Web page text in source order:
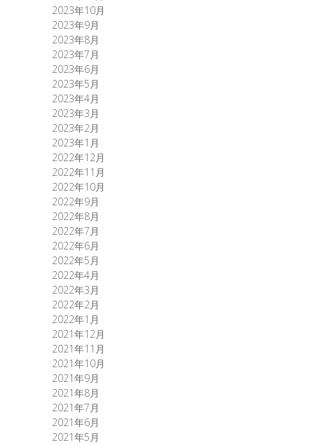
2023年10月
2023年9月
2023年8月
2023年7月
2023年6月
2023年5月
2023年4月
2023年3月
2023年2月
2023年1月
2022年12月
2022年11月
2022年10月
2022年9月
2022年8月
2022年7月
2022年6月
2022年5月
2022年4月
2022年3月
2022年2月
2022年1月
2021年12月
2021年11月
2021年10月
2021年9月
2021年8月
2021年7月
2021年6月
2021年5月